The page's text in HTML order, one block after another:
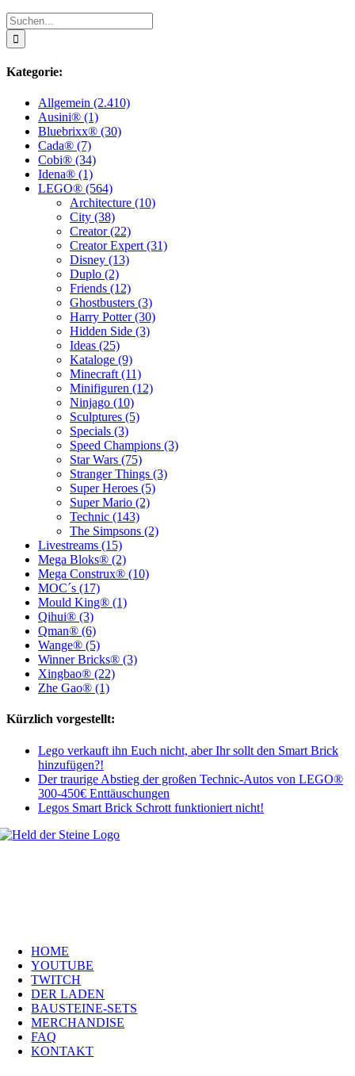
Suche
nach:
Kategorie:
Allgemein (2.410)
Ausini® (1)
Bluebrixx® (30)
Cada® (7)
Cobi® (34)
Idena® (1)
LEGO® (564)
Architecture (10)
City (38)
Creator (22)
Creator Expert (31)
Disney (13)
Duplo (2)
Friends (12)
Ghostbusters (3)
Harry Potter (30)
Hidden Side (3)
Ideas (25)
Kataloge (9)
Minecraft (11)
Minifiguren (12)
Ninjago (10)
Sculptures (5)
Specials (3)
Speed Champions (3)
Star Wars (75)
Stranger Things (3)
Super Heroes (5)
Super Mario (2)
Technic (143)
The Simpsons (2)
Livestreams (15)
Mega Bloks® (2)
Mega Construx® (10)
MOC´s (17)
Mould King® (1)
Qihui® (3)
Qman® (6)
Wange® (5)
Winner Bricks® (3)
Xingbao® (22)
Zhe Gao® (1)
Kürzlich vorgestellt:
Lego verkauft ihn Euch nicht, aber Ihr sollt den Smart Brick
hinzufügen?!
Der traurige Abstieg der großen Technic-Autos von LEGO®
300-450€ Enttäuschungen
Legos Smart Brick Schrott funktioniert nicht!
HOME
YOUTUBE
TWITCH
DER LADEN
BAUSTEINE-SETS
MERCHANDISE
FAQ
KONTAKT